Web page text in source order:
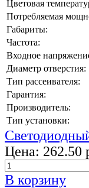
Цветовая
Потребляемая
Габариты:
Частота:
Входное
Диаметр отверстия:
Тип рассеивателя:
Гарантия:
Производитель:
Тип установки:
Цена: 262.50
В корзину